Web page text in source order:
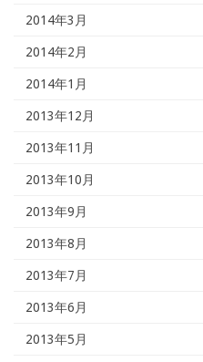
2014年3月
2014年2月
2014年1月
2013年12月
2013年11月
2013年10月
2013年9月
2013年8月
2013年7月
2013年6月
2013年5月